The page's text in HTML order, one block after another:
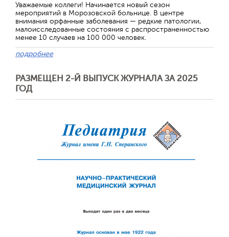
Уважаемые коллеги! Начинается новый сезон
мероприятий в Морозовской больнице. В центре
внимания орфанные заболевания — редкие патологии,
малоисследованные состояния с распространенностью
менее 10 случаев на 100 000 человек.
подробнее
РАЗМЕЩЕН 2-Й ВЫПУСК ЖУРНАЛА ЗА 2025
ГОД